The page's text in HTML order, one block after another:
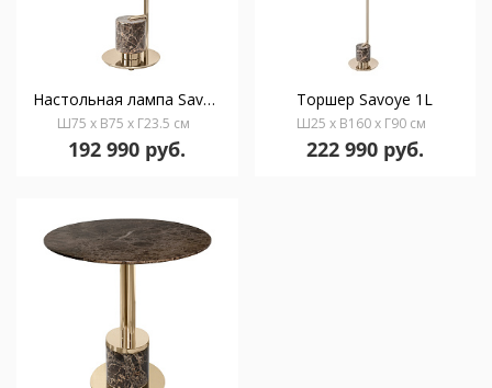
Настольная лампа Savoye
Ш75 x В75 x Г23.5 см
192 990 руб.
Торшер Savoye 1L
Ш25 x В160 x Г90 см
222 990 руб.